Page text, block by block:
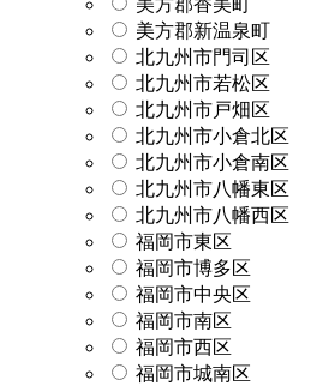
美方郡新温泉町
北九州市門司区
北九州市若松区
北九州市戸畑区
北九州市小倉北区
北九州市小倉南区
北九州市八幡東区
北九州市八幡西区
福岡市東区
福岡市博多区
福岡市中央区
福岡市南区
福岡市西区
福岡市城南区